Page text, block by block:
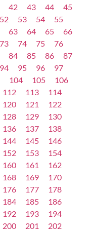
42 43 44
45
52 53 54
55
63 64 65
66
73 74 75
76
84 85 86
87
94 95 96
97
104 105
106
112 113
114
120 121
122
128 129
130
136 137
138
144 145
146
152 153
154
160 161
162
168 169
170
176 177
178
184 185
186
192 193
194
200 201
202